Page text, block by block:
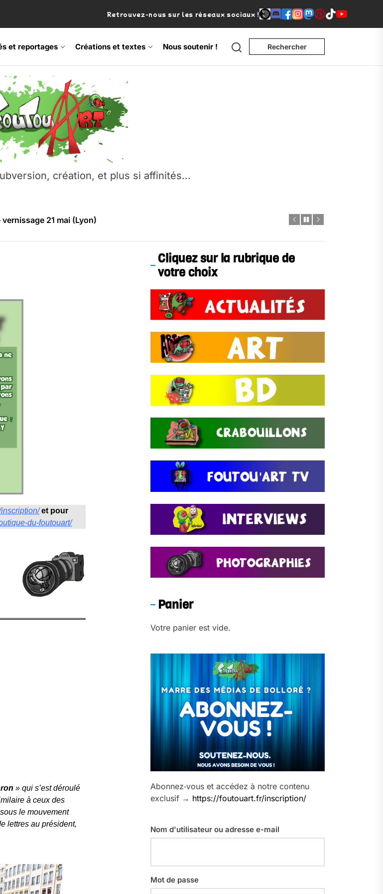
Retrouvez-nous sur les réseaux sociaux !
et reportages Créations et textes Nous soutenir ! Rechercher
création, et plus si affinités...
21 mai (Lyon)
Samedi 18 juillet (Vaulx-en-Velin)
par Michaël Moretti & Pierre Lacôte
l’A412 à l’Établi (Haute-Savoie)
inscription/ et pour
du-foutouart/
» qui s’est déroulé
à ceux des
le mouvement
lettres au président,
Cliquez sur la rubrique de
votre choix
Panier
Votre panier est vide.
Abonnez‑vous et accédez à notre contenu
exclusif → https://foutouart.fr/inscription/
Nom d'utilisateur ou adresse e-mail
Mot de passe